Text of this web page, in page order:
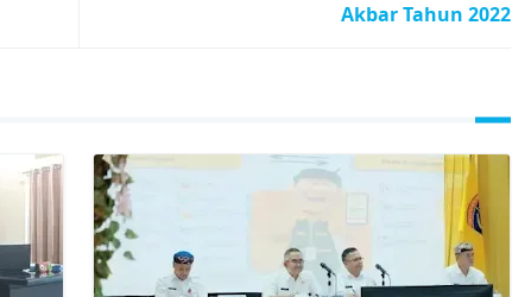
Akbar Tahun 2022